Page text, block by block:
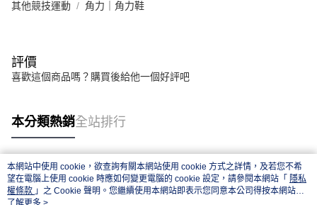
其他競技運動 角力｜角力鞋
評價
喜歡這個商品嗎？購買後給他一個好評吧
本分類熱銷全站排行
熱門標籤
本網站中使用 cookie，欲查詢有關本網站使用 cookie 方式之詳情，及若您不希
望在電腦上使用 cookie 時應如何變更電腦的 cookie 設定，請參閱本網站「 隱私
權條款 」之 Cookie 聲明。您繼續使用本網站即表示您同意本公司得按本網站使
用條款之 Cookie 聲明使用 cookie。
了解更多 >